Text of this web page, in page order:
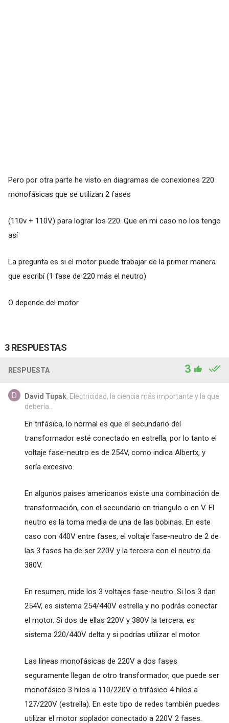
Pero por otra parte he visto en diagramas de conexiones 220
monofásicas que se utilizan 2 fases
(110v + 110V) para lograr los 220. Que en mi caso no los tengo
así
La pregunta es si el motor puede trabajar de la primer manera
que escribí (1 fase de 220 más el neutro)
O depende del motor
3 RESPUESTAS
RESPUESTA 3
David Tupak, Electricidad, la ciencia más importante y la que
debería...
En trifásica, lo normal es que el secundario del
transformador esté conectado en estrella, por lo tanto el
voltaje fase-neutro es de 254V, como indica Albertx, y
sería excesivo.
En algunos países americanos existe una combinación de
transformación, con el secundario en triangulo o en V. El
neutro es la toma media de una de las bobinas. En este
caso con 440V entre fases, el voltaje fase-neutro de 2 de
las 3 fases ha de ser 220V y la tercera con el neutro da
380V.
En resumen, mide los 3 voltajes fase-neutro. Si los 3 dan
254V, es sistema 254/440V estrella y no podrás conectar
el motor. Si dos de ellas 220V y 380V la tercera, es
sistema 220/440V delta y si podrías utilizar el motor.
Las líneas monofásicas de 220V a dos fases
seguramente llegan de otro transformador, que puede ser
monofásico 3 hilos a 110/220V o trifásico 4 hilos a
127/220V (estrella). En este tipo de redes también puedes
utilizar el motor soplador conectado a 220V 2 fases.